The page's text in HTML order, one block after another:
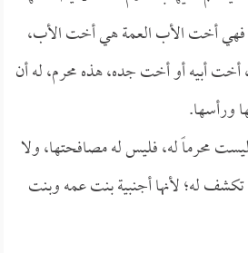
فهي أخت الأب العمة هي أخت الأب،
أبيه أو أخت جده، هذه محرم، له أن
ورأسها.
محرماً له، فليس له مصافحتها، ولا
له؛ لأنها أجنبية بنت عمه وبنت